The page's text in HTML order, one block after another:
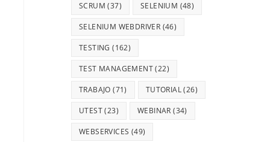
SCRUM (37) SELENIUM (48)
SELENIUM WEBDRIVER (46)
TESTING (162)
TEST MANAGEMENT(22)
TRABAJO (71) TUTORIAL(26)
UTEST(23) WEBINAR (34)
WEBSERVICES (49)